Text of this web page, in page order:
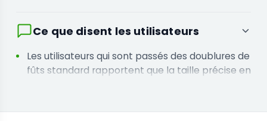
Ce que disent les utilisateurs
Les utilisateurs qui sont passés des doublures de
fûts standard rapportent que la taille précise en
Les opérations qui ont opté pour ces sacs de